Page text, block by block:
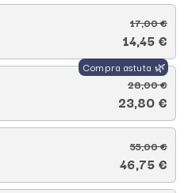
17,00 €
14,45 €
28,00 €
23,80 €
55,00 €
46,75 €